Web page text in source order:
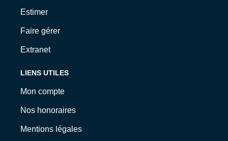
Estimer
Faire gérer
Extranet
LIENS UTILES
Mon compte
Nos honoraires
Mentions légales